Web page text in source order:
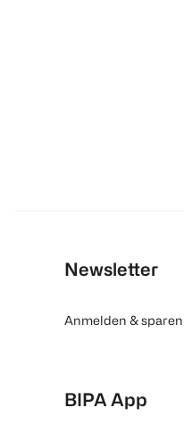
Newsletter
Anmelden & sparen
BIPA App